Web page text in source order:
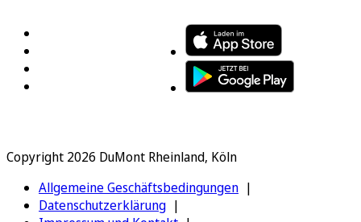
Copyright 2026 DuMont Rheinland, Köln
Allgemeine Geschäftsbedingungen
Datenschutzerklärung